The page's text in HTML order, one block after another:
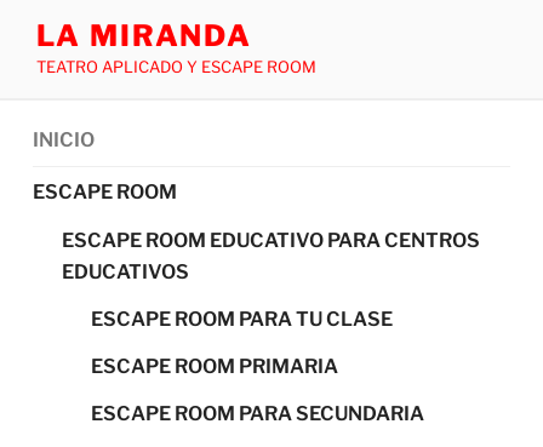
LA MIRANDA
TEATRO APLICADO Y ESCAPE ROOM
INICIO
ESCAPE ROOM
ESCAPE ROOM EDUCATIVO PARA CENTROS
EDUCATIVOS
ESCAPE ROOM PARA TU CLASE
ESCAPE ROOM PRIMARIA
ESCAPE ROOM PARA SECUNDARIA